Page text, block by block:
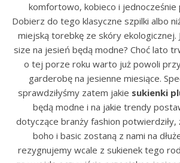
komfortowo, kobieco i jednocześnie
Dobierz do tego klasyczne szpilki albo
miejską torebkę ze skóry ekologicznej.
size na jesień będą modne? Choć lato
o tej porze roku warto już powoli
garderobę na jesienne miesiące.
sprawdziłyśmy zatem jakie sukienki
będą modne i na jakie trendy
dotyczące branży fashion
boho i basic zostaną z nami na
rezygnujemy wcale z sukienek tego